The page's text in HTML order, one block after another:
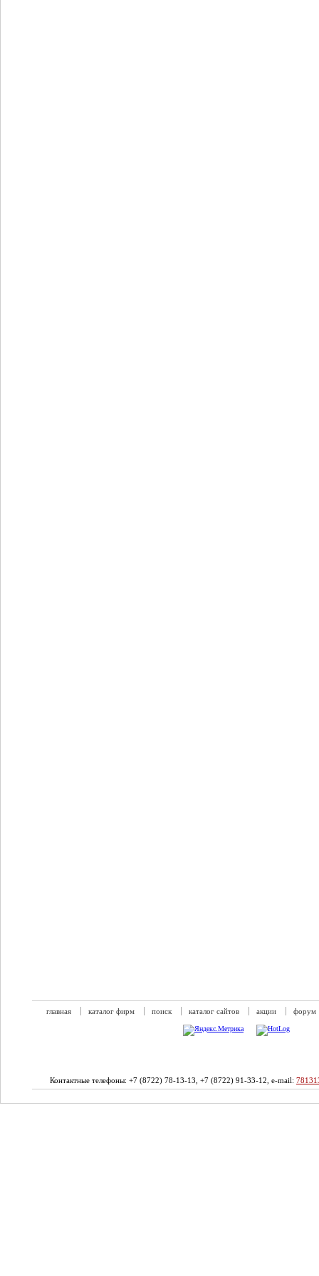
главная каталог фирм поиск каталог сайтов акции форум
Контактные телефоны: +7 (8722) 78-13-13, +7 (8722) 91-33-12, e-mail: